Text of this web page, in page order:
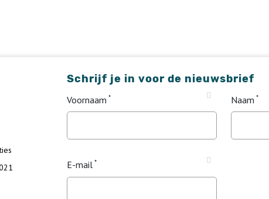
Schrijf je in voor de nieuwsbrief
Voornaam Naam
E-mail